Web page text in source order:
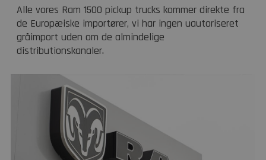
Alle vores Ram 1500 pickup trucks kommer direkte fra
de Europæiske importører, vi har ingen uautoriseret
gråimport uden om de almindelige
distributionskanaler.